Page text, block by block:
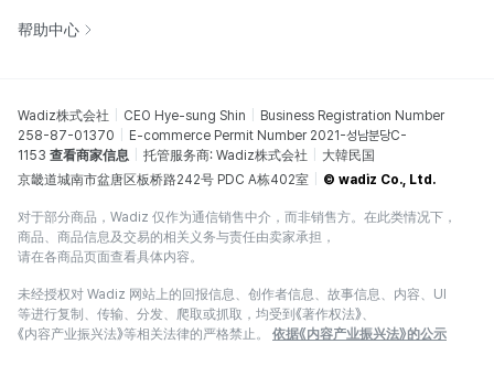
帮助中心
Wadiz株式会社 CEO Hye-sung Shin
Business Registration Number
258-87-01370
E-commerce Permit Number 2021-성남분당C-
1153 查看商家信息 托管服务商: Wadiz株式会社
大韓民国
京畿道城南市盆唐区板桥路242号 PDC A栋402室
© wadiz Co., Ltd.
对于部分商品，Wadiz 仅作为通信销售中介，而非销售方。在此类情况下，
商品、商品信息及交易的相关义务与责任由卖家承担，
请在各商品页面查看具体内容。
未经授权对 Wadiz 网站上的回报信息、创作者信息、故事信息、内容、UI
等进行复制、传输、分发、爬取或抓取，均受到《著作权法》、
《内容产业振兴法》等相关法律的严格禁止。
依据《内容产业振兴法》的公示